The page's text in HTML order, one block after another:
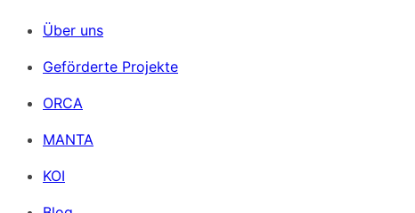
Über uns
Geförderte Projekte
ORCA
MANTA
KOI